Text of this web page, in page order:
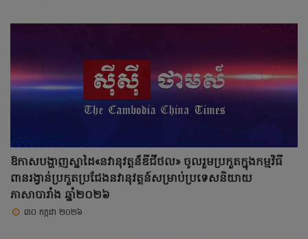
ឱកាសបង្ហាញស្នាដៃ«នវានុវត្តន៏ឌីជីថល» ចូលរួមប្រកួតក្នុងកម្មវិធី
ពានរង្វាន់ប្រកួតប្រជែងនវានុវត្តន៍សម្រាប់ប្រទេសនិយាយ
ភាសាបារាំង ឆ្នាំ២០២៦
៣០ កក្កដា ២០២៦